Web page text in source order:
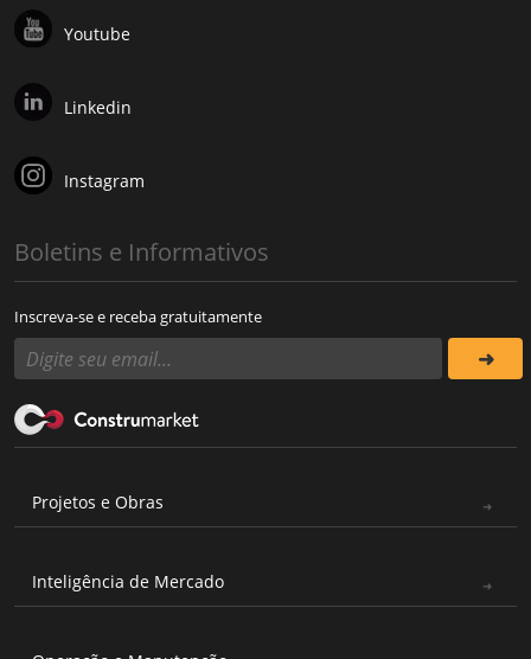
Youtube
Linkedin
Instagram
Boletins e Informativos
Inscreva-se e receba gratuitamente
Projetos e Obras
Inteligência de Mercado